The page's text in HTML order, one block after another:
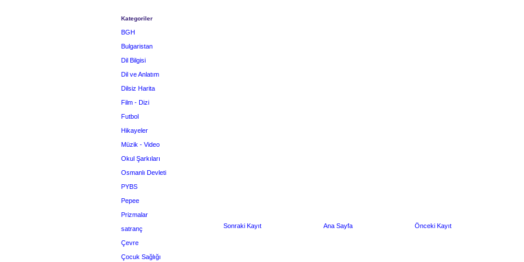
Sonraki Kayıt Önceki Kayıt
Ana Sayfa
Kategoriler
BGH
Bulgaristan
Dil Bilgisi
Dil ve Anlatım
Dilsiz Harita
Film - Dizi
Futbol
Hikayeler
Müzik - Video
Okul Şarkıları
Osmanlı Devleti
PYBS
Pepee
Prizmalar
satranç
Çevre
Çocuk Sağlığı